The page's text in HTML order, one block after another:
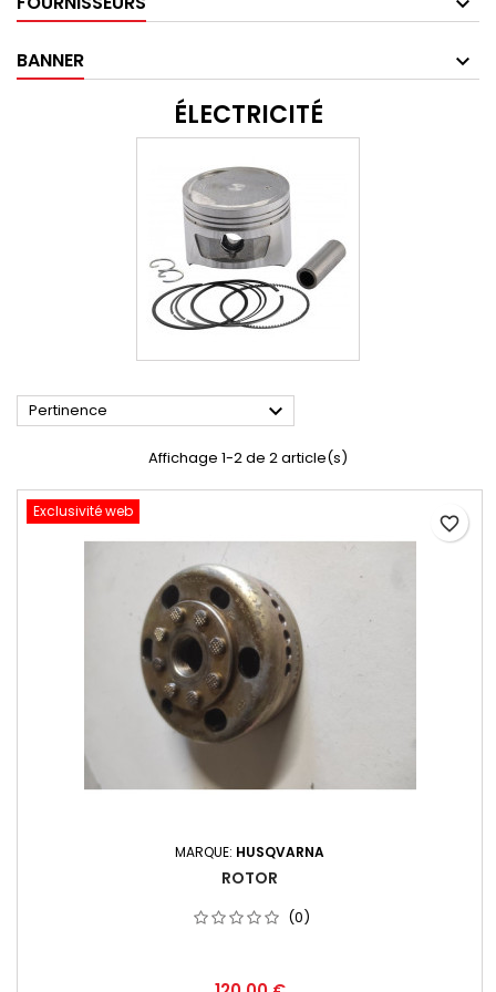
BANNER
ÉLECTRICITÉ
Pertinence 
Affichage 1-2 de 2 article(s)
Exclusivité web
MARQUE: HUSQVARNA
ROTOR
(0)
favorite_border